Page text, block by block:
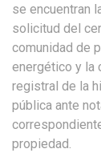
se encuentran
solicitud del
comunidad de
energético y la
registral de la
pública ante
propiedad.